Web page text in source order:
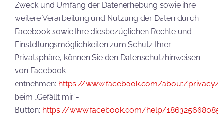
Zweck und Umfang der Datenerhebung sowie ihre
weitere Verarbeitung und Nutzung der Daten durch
Facebook sowie Ihre diesbezüglichen Rechte und
Einstellungsmöglichkeiten zum Schutz Ihrer
Privatsphäre, können Sie den Datenschutzhinweisen
von Facebook
entnehmen: https://www.facebook.com/about/
beim „Gefällt mir“-
Button: https://www.facebook.com/help/